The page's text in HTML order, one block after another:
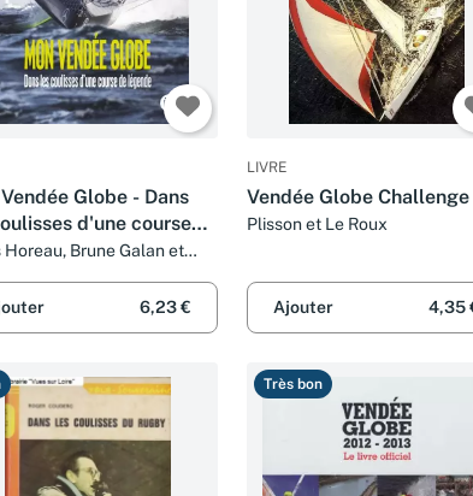
Globe - Dans
d'une course
Horeau, Brune Galan et
6,23 €
LIVRE
Vendée Globe Challenge
Plisson et Le Roux
Ajouter 4,35
Très bon